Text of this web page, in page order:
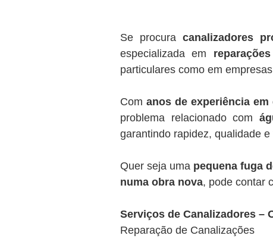
Se procura canalizadores
especializada em
particulares como em
Comanos de experiência em
problema relacionado com
garantindo rapidez, qualidade
Quer seja uma pequena fuga
numa obra nova, pode contar
Serviços de Canalizadores –
Reparação de Canalizações